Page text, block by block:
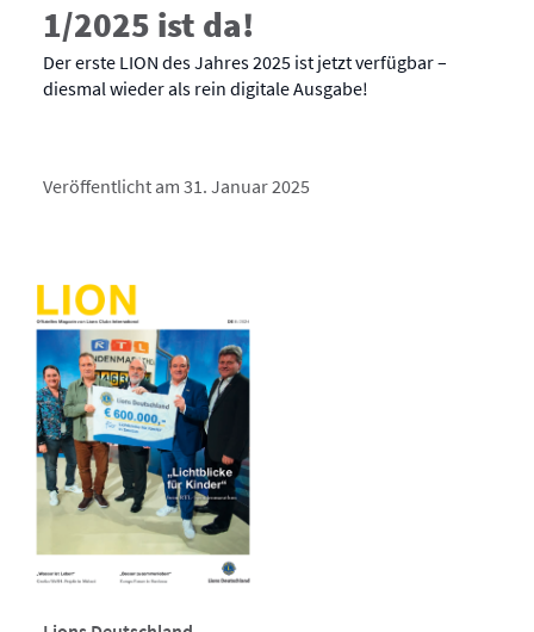
1/2025 ist da!
Der erste LION des Jahres 2025 ist jetzt verfügbar –
diesmal wieder als rein digitale Ausgabe!
Veröffentlicht am 31. Januar 2025